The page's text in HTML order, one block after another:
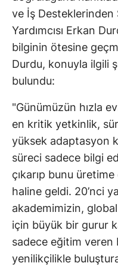
ve İş Desteklerinden
Yardımcısı Erkan
bilginin ötesine
Durdu, konuyla ilgili
bulundu:
"Günümüzün hızla
en kritik yetkinlik,
yüksek adaptasyon
süreci sadece bilgi
çıkarıp bunu
haline geldi. 20’nci
akademimizin,
için büyük bir gurur
sadece eğitim veren
yenilikçilikle